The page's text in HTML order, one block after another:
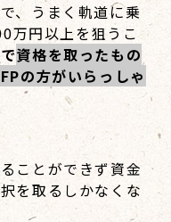
、うまく軌道に乗
万円以上を狙うこ
資格を取ったもの
の方がいらっしゃ
ことができず資金
を取るしかなくな